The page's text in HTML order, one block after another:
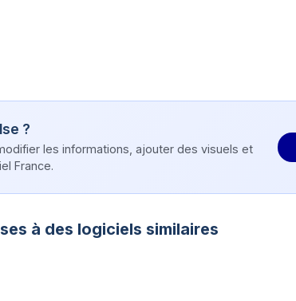
?
les informations, ajouter des visuels et
France.
à des logiciels similaires